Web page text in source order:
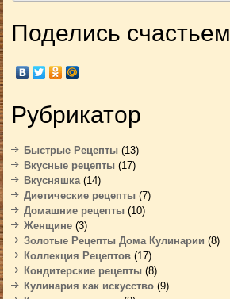
Поделись счастьем
Рубрикатор
Быстрые Рецепты (13)
Вкусные рецепты (17)
Вкусняшка(14)
Диетические рецепты (7)
Домашние рецепты (10)
Женщине (3)
Золотые Рецепты Дома Кулинарии (8)
Коллекция Рецептов (17)
Кондитерские рецепты (8)
Кулинария как искусство (9)